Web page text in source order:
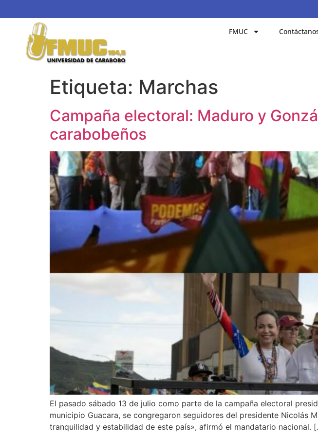
FMUC
Etiqueta: Marchas
Campaña electoral: Maduro y
carabobeños
El pasado sábado 13 de julio como parte de la campaña electoral
municipio Guacara, se congregaron seguidores del presidente Nicolás
tranquilidad y estabilidad de este país», afirmó el mandatario nacional.